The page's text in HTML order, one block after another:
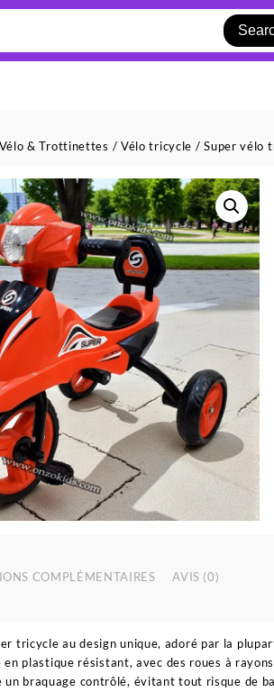
Vélo & Trottinettes / Vélo tricycle / Super vélo
COMPLÉMENTAIRES AVIS (0)
tricycle au design unique, adoré par la
plastique résistant, avec des roues à
un braquage contrôlé, évitant tout risque de